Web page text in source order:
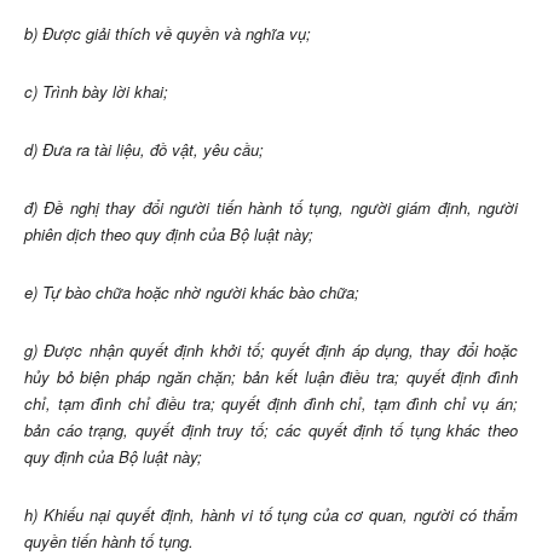
b) Được giải thích về quyền và nghĩa vụ;
c) Trình bày lời khai;
d) Đưa ra tài liệu, đồ vật, yêu cầu;
đ) Đề nghị thay đổi người tiến hành tố tụng, người giám định, người
phiên dịch theo quy định của Bộ luật này;
e) Tự bào chữa hoặc nhờ người khác bào chữa;
g) Được nhận quyết định khởi tố; quyết định áp dụng, thay đổi hoặc
hủy bỏ biện pháp ngăn chặn; bản kết luận điều tra; quyết định đình
chỉ, tạm đình chỉ điều tra; quyết định đình chỉ, tạm đình chỉ vụ án;
bản cáo trạng, quyết định truy tố; các quyết định tố tụng khác theo
quy định của Bộ luật này;
h) Khiếu nại quyết định, hành vi tố tụng của cơ quan, người có thẩm
quyền tiến hành tố tụng.